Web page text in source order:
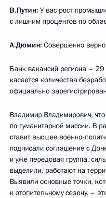
В.Путин: У вас рост
с лишним процентов по
А.Дюмин: Совершенно
Банк вакансий региона – 29
касается количества
официально
Владимир Владимирович,
по гуманитарной миссии. В
ставит высшее военно-
подписали соглашение с
и уже передовая группа,
выделили, работают на
Выявили основные точки,
к отопительному сезону, –